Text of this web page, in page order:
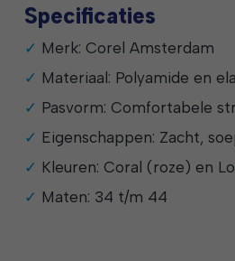
Specificaties
Merk: Corel Amsterdam
Materiaal: Polyamide en
Pasvorm: Comfortabele
Eigenschappen: Zacht,
Kleuren: Coral (roze) en
Maten: 34 t/m 44